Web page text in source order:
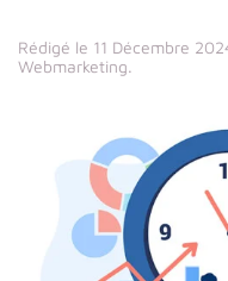
Rédigé le 11 Décembre
Webmarketing.